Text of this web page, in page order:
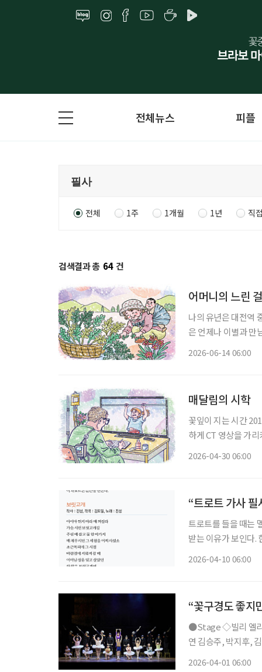
전체뉴스 피플
전체 1주 1개월 1년 직
검색결과 총 64 건
어머니의 느린
나의 유년은 대전역
은 언제나 이별과 만
2026-06-14 06:00
매달림의 시학
꽃잎이 지는 시간 2018년 겨울, 어머니는 인후암 말기 진단을 받으셨다. 의사 선생님은 차분
하게 CT 영상을 가
2026-04-30 06:00
“트로트 가사
트로트를 들을 때는
받는 이유가 보인다.
2026-04-10 06:00
“꽃구경도 좋지
●Stage ◇빌리 엘리어트 일정 4월 12일 ~ 7월 26일 장소 블루스퀘어 연출 에드 번사이드 출
연 김승주, 박지후,
2026-04-01 06:00